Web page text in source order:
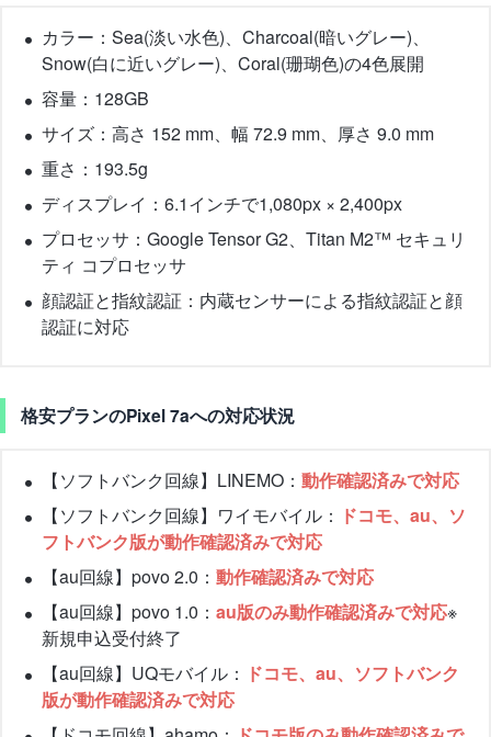
カラー：Sea(淡い水色)、Charcoal(暗いグレー)、
Snow(白に近いグレー)、Coral(珊瑚色)の4色展開
容量：128GB
サイズ：高さ 152 mm、幅 72.9 mm、厚さ 9.0 mm
重さ：193.5g
ディスプレイ：6.1インチで1,080px × 2,400px
プロセッサ：Google Tensor G2、Titan M2™ セキュリ
ティ コプロセッサ
顔認証と指紋認証：内蔵センサーによる指紋認証と顔
認証に対応
格安プランのPixel 7aへの対応状況
【ソフトバンク回線】LINEMO： 動作確認済みで対応
【ソフトバンク回線】ワイモバイル： ドコモ、au、ソ
フトバンク版が動作確認済みで対応
【au回線】povo 2.0： 動作確認済みで対応
【au回線】povo 1.0： au版のみ動作確認済みで対応※
新規申込受付終了
【au回線】UQモバイル： ドコモ、au、ソフトバンク
版が動作確認済みで対応